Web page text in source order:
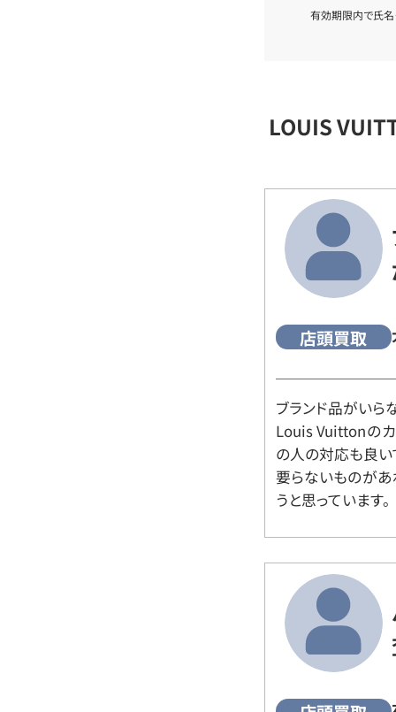
有効期限内で氏名
LOUIS
店頭買取
ブランド品がいら
Louis Vuittonの
の人の対応も良い
要らないものがあ
うと思っています。